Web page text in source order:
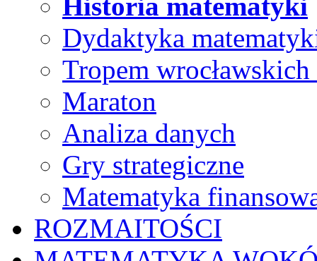
Dydaktyka
Tropem
Maraton
Analiza danych
Gry strategiczne
Matematyka
ROZMAITOŚCI